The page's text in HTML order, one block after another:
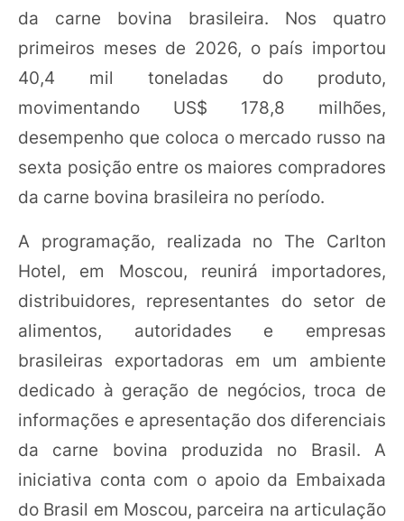
da carne bovina brasileira. Nos quatro
primeiros meses de 2026, o país importou
40,4 mil toneladas do produto,
movimentando US$ 178,8 milhões,
desempenho que coloca o mercado russo na
sexta posição entre os maiores compradores
da carne bovina brasileira no período.
A programação, realizada no The Carlton
Hotel, em Moscou, reunirá importadores,
distribuidores, representantes do setor de
alimentos, autoridades e empresas
brasileiras exportadoras em um ambiente
dedicado à geração de negócios, troca de
informações e apresentação dos diferenciais
da carne bovina produzida no Brasil. A
iniciativa conta com o apoio da Embaixada
do Brasil em Moscou, parceira na articulação